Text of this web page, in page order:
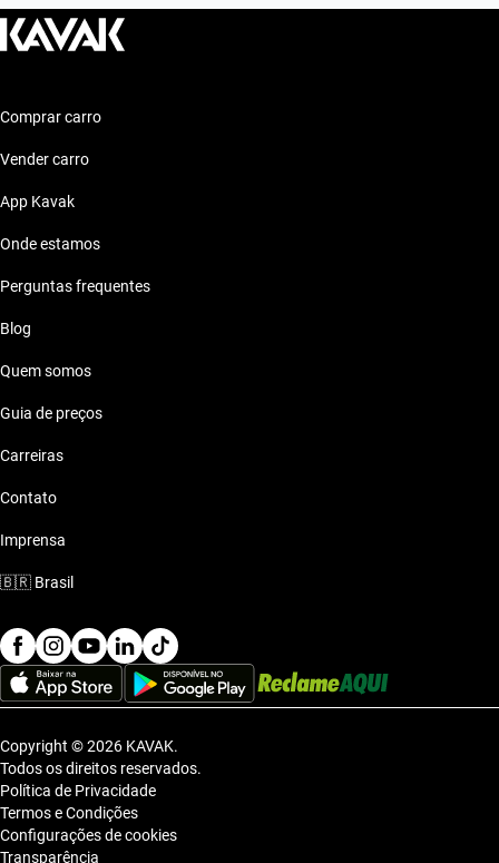
Comprar carro
Vender carro
App Kavak
Onde estamos
Perguntas frequentes
Blog
Quem somos
Guia de preços
Carreiras
Contato
Imprensa
🇧🇷 Brasil
Copyright © 2026 KAVAK.
Todos os direitos reservados.
Política de Privacidade
Termos e Condições
Configurações de cookies
Transparência